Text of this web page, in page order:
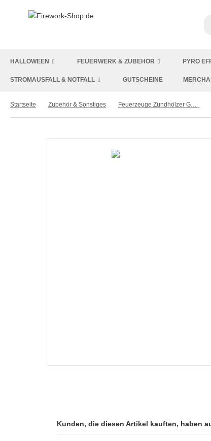
HALLOWEEN FEUERWERK & ZUBEHÖR PYRO
STROMAUSFALL & NOTFALL GUTSCHEINE
Startseite Zubehör & Sonstiges Feuerzeuge Zündhölzer Gasbrenner
Kunden, die diesen Artikel kauften, haben